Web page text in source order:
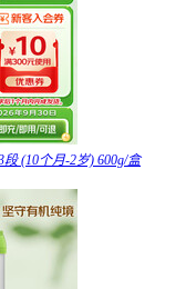
(10个月-2岁) 600g/盒